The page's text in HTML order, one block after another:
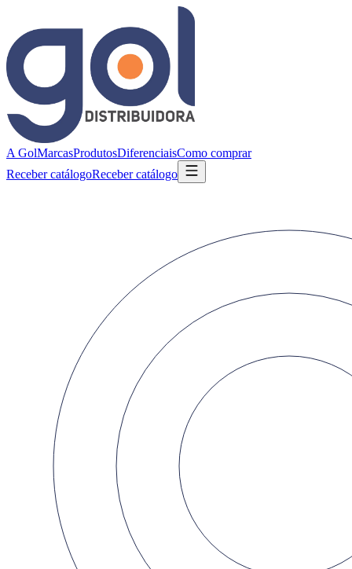
A GolMarcasProdutosDiferenciaisComo comprar
Receber catálogoReceber catálogo